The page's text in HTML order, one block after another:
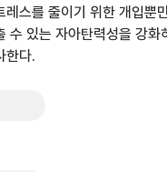
레스를 줄이기 위한 개입뿐
수 있는 자아탄력성을 강화
한다.